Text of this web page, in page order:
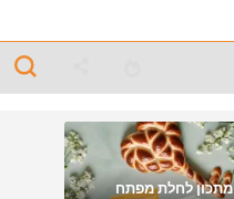
מתכון לחלת מפתח